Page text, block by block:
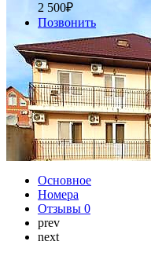
2 500₽
Позвонить
Основное
Номера
Отзывы 0
prev
next